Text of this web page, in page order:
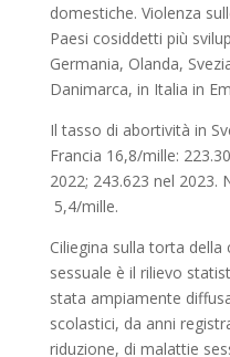
domestiche. Violenza
Paesi cosiddetti più
Germania, Olanda,
Danimarca, in Italia in
Il tasso di abortività in
Francia 16,8/mille:
2022; 243.623 nel 2023.
5,4/mille.
Ciliegina sulla torta
sessuale è il rilievo
stata ampiamente
scolastici, da anni
riduzione, di malattie